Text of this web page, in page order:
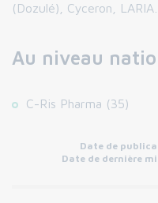
(Dozulé), Cyceron, LARIA…
Au niveau
C-Ris Pharma (35)
Date de
Date de dernière